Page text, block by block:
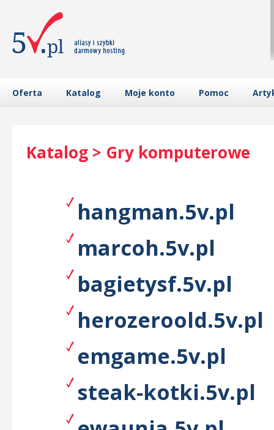
Oferta Katalog Moje konto Pomoc
Katalog > Gry komputerowe
hangman.5v.pl
marcoh.5v.pl
bagietysf.5v.pl
herozeroold.5v.pl
emgame.5v.pl
steak-kotki.5v.pl